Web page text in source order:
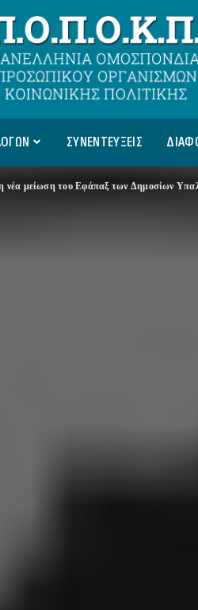
ΣΥΝΕΝΤΕΥΞΕΙΣ
νέα μείωση του Εφάπαξ των Δημοσίων